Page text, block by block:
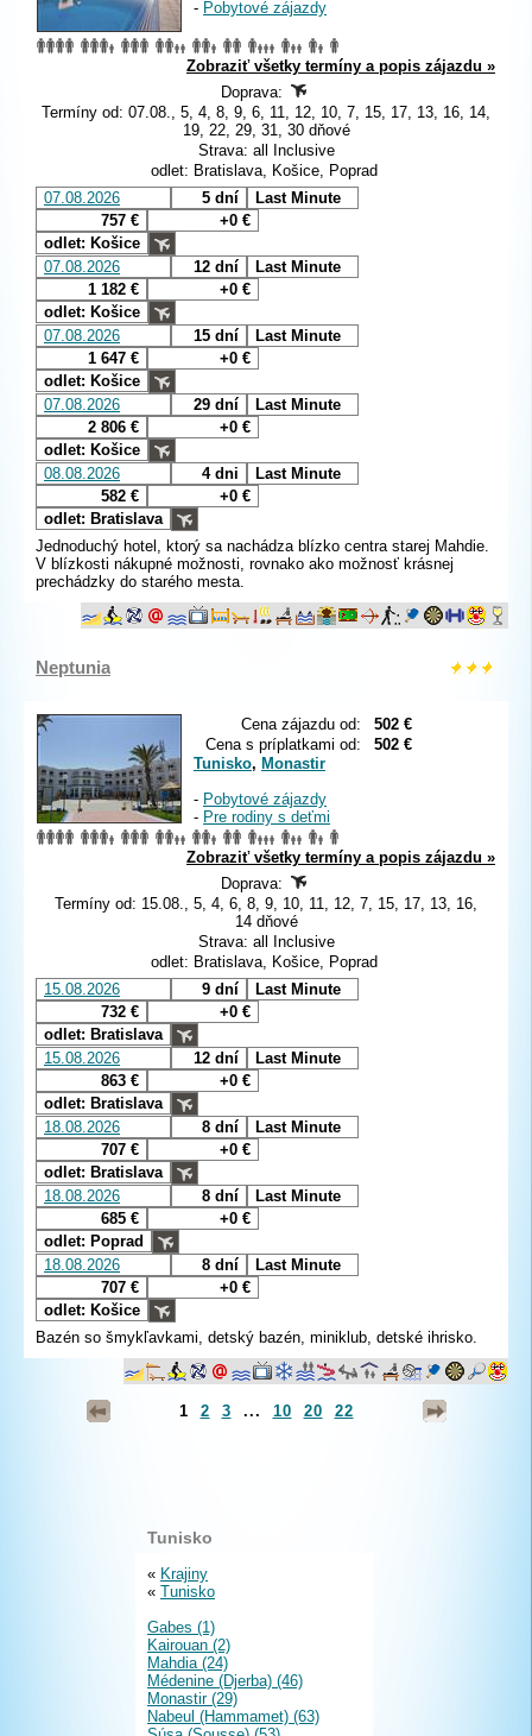
- Pobytové zájazdy
Zobraziť všetky termíny a popis zájazdu »
Doprava:
Termíny od: 07.08., 5, 4, 8, 9, 6, 11, 12, 10, 7, 15, 17, 13, 16, 14,
19, 22, 29, 31, 30 dňové
Strava: all Inclusive
odlet: Bratislava, Košice, Poprad
07.08.2026
5 dní
Last Minute
757 €
+0 €
odlet: Košice
07.08.2026
12 dní
Last Minute
1 182 €
+0 €
odlet: Košice
07.08.2026
15 dní
Last Minute
1 647 €
+0 €
odlet: Košice
07.08.2026
29 dní
Last Minute
2 806 €
+0 €
odlet: Košice
08.08.2026
4 dni
Last Minute
582 €
+0 €
odlet: Bratislava
Jednoduchý hotel, ktorý sa nachádza blízko centra starej Mahdie.
V blízkosti nákupné možnosti, rovnako ako možnosť krásnej
prechádzky do starého mesta.
Neptunia
Cena zájazdu od:
502 €
Cena s príplatkami od:
502 €
Tunisko, Monastir
- Pobytové zájazdy
- Pre rodiny s deťmi
Zobraziť všetky termíny a popis zájazdu »
Doprava:
Termíny od: 15.08., 5, 4, 6, 8, 9, 10, 11, 12, 7, 15, 17, 13, 16,
14 dňové
Strava: all Inclusive
odlet: Bratislava, Košice, Poprad
15.08.2026
9 dní
Last Minute
732 €
+0 €
odlet: Bratislava
15.08.2026
12 dní
Last Minute
863 €
+0 €
odlet: Bratislava
18.08.2026
8 dní
Last Minute
707 €
+0 €
odlet: Bratislava
18.08.2026
8 dní
Last Minute
685 €
+0 €
odlet: Poprad
18.08.2026
8 dní
Last Minute
707 €
+0 €
odlet: Košice
Bazén so šmykľavkami, detský bazén, miniklub, detské ihrisko.
1 2 3 ... 10 20 22
Tunisko
« Krajiny
« Tunisko
Gabes (1)
Kairouan (2)
Mahdia (24)
Médenine (Djerba) (46)
Monastir (29)
Nabeul (Hammamet) (63)